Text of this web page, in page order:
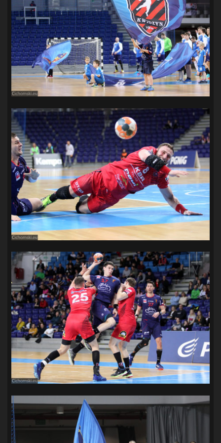
SANDRA SPA POGOŃ SZCZECIN (100) SIEDLECKA(63)
SPARING(110) SPR POGOŃ SZCZECIN(72)
SPÓJNIA STARGARD(35) STOCZNIA SZCZECIN(40)
SUPERLIGA KOBIET(58) SUPERLIGA MĘŻCZYZN(92)
TAURON LIGA KOBIET(106) TENIS(26) TREFL SOPOT(26)
WYGRANA(43) ZAGŁĘBIE LUBIN(36) ŚLĄSK WROCŁAW(29)
ŚWIT SKOLWIN
STAT4U